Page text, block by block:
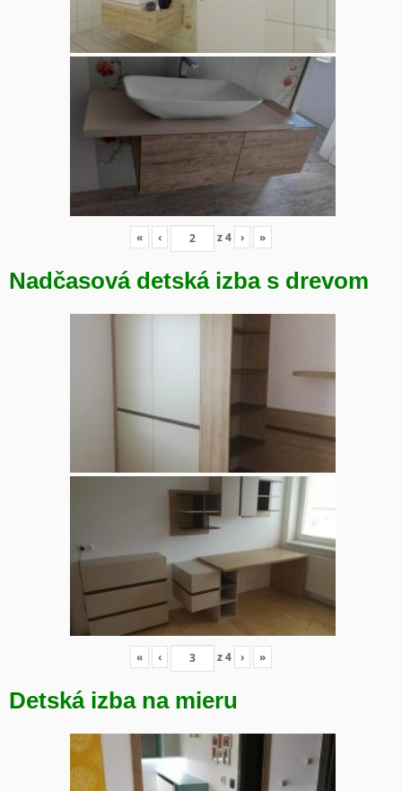
« ‹ z4 › »
Nadčasová detská izba s drevom
« ‹ z4 › »
Detská izba na mieru